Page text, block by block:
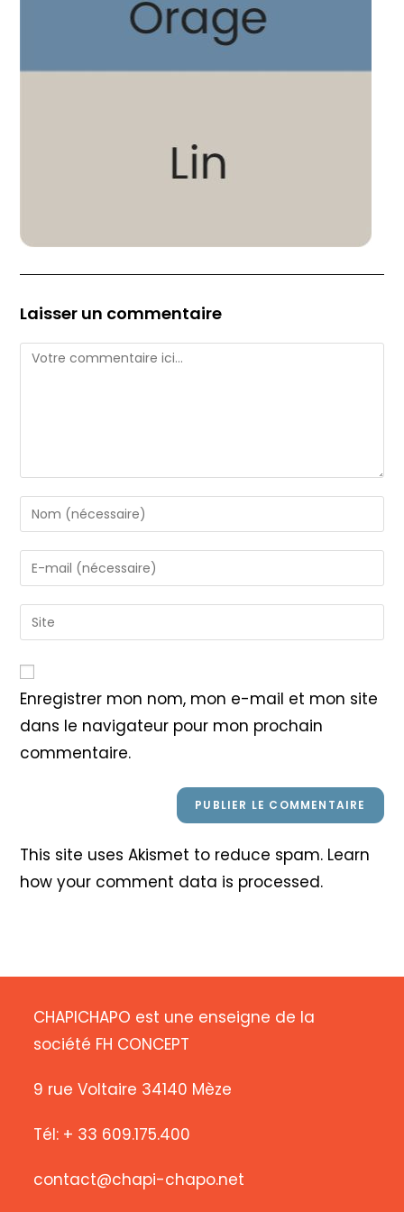
Laisser un commentaire
Comment
Enter
your
name
or
to
comment
Enter
your
email
address
Saisir
l’URL
votre
site
(facultatif)
Enregistrer mon nom, mon e-mail et mon site
dans le navigateur pour mon prochain
commentaire.
This site uses Akismet to reduce spam. Learn
how your comment data is processed.
CHAPICHAPO est une enseigne de la
société FH CONCEPT
9 rue Voltaire 34140 Mèze
Tél: + 33 609.175.400
contact@chapi-chapo.net